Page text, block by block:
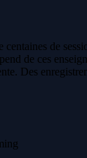
de
de ces
Des